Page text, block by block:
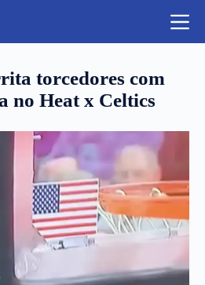
E MMA
LEGAL
torcedores com
no Heat x Celtics